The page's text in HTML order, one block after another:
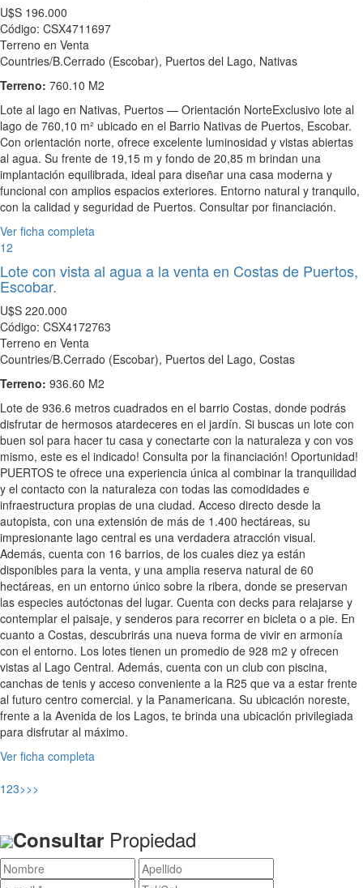
U$S 196.000
Código: CSX4711697
Terreno en Venta
Countries/B.Cerrado (Escobar), Puertos del Lago, Nativas
Terreno: 760.10 M2
Lote al lago en Nativas, Puertos — Orientación NorteExclusivo lote al
lago de 760,10 m² ubicado en el Barrio Nativas de Puertos, Escobar.
Con orientación norte, ofrece excelente luminosidad y vistas abiertas
al agua. Su frente de 19,15 m y fondo de 20,85 m brindan una
implantación equilibrada, ideal para diseñar una casa moderna y
funcional con amplios espacios exteriores. Entorno natural y tranquilo,
con la calidad y seguridad de Puertos. Consultar por financiación.
Ver ficha completa
12
Lote con vista al agua a la venta en Costas de Puertos,
Escobar.
U$S 220.000
Código: CSX4172763
Terreno en Venta
Countries/B.Cerrado (Escobar), Puertos del Lago, Costas
Terreno: 936.60 M2
Lote de 936.6 metros cuadrados en el barrio Costas, donde podrás
disfrutar de hermosos atardeceres en el jardín. Si buscas un lote con
buen sol para hacer tu casa y conectarte con la naturaleza y con vos
mismo, este es el indicado! Consulta por la financiación! Oportunidad!
PUERTOS te ofrece una experiencia única al combinar la tranquilidad
y el contacto con la naturaleza con todas las comodidades e
infraestructura propias de una ciudad. Acceso directo desde la
autopista, con una extensión de más de 1.400 hectáreas, su
impresionante lago central es una verdadera atracción visual.
Además, cuenta con 16 barrios, de los cuales diez ya están
disponibles para la venta, y una amplia reserva natural de 60
hectáreas, en un entorno único sobre la ribera, donde se preservan
las especies autóctonas del lugar. Cuenta con decks para relajarse y
contemplar el paisaje, y senderos para recorrer en bicleta o a pie. En
cuanto a Costas, descubrirás una nueva forma de vivir en armonía
con el entorno. Los lotes tienen un promedio de 928 m2 y ofrecen
vistas al Lago Central. Además, cuenta con un club con piscina,
canchas de tenis y acceso conveniente a la R25 que va a estar frente
al futuro centro comercial. y la Panamericana. Su ubicación noreste,
frente a la Avenida de los Lagos, te brinda una ubicación privilegiada
para disfrutar al máximo.
Ver ficha completa
123>>>
Consultar Propiedad